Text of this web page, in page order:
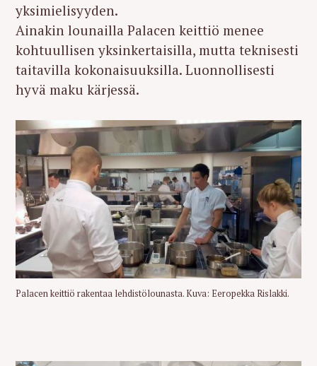
yksimielisyyden.
Ainakin lounailla Palacen keittiö menee
kohtuullisen yksinkertaisilla, mutta teknisesti
taitavilla kokonaisuuksilla. Luonnollisesti
hyvä maku kärjessä.
Palacen keittiö rakentaa lehdistölounasta. Kuva: Eeropekka Rislakki.